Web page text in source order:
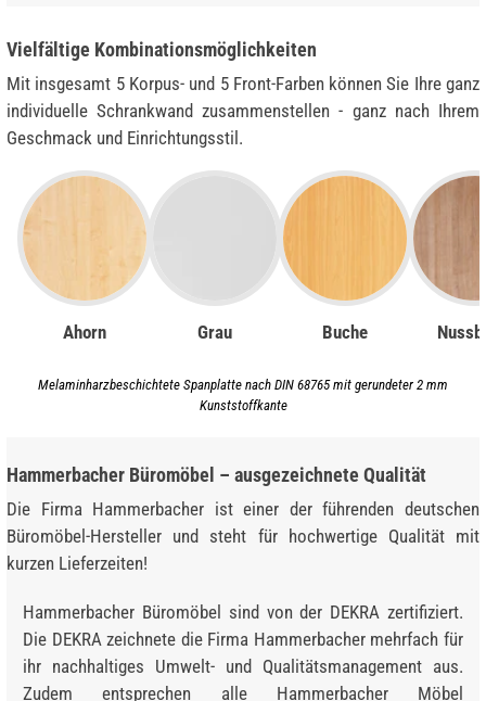
Vielfältige Kombinationsmöglichkeiten
Mit insgesamt 5 Korpus- und 5 Front-Farben können Sie Ihre ganz
individuelle Schrankwand zusammenstellen - ganz nach Ihrem
Geschmack und Einrichtungsstil.
Ahorn Grau Buche
Melaminharzbeschichtete Spanplatte nach DIN 68765 mit gerundeter 2 mm
Kunststoffkante
Hammerbacher Büromöbel – ausgezeichnete Qualität
Die Firma Hammerbacher ist einer der führenden deutschen
Büromöbel-Hersteller und steht für hochwertige Qualität mit
kurzen Lieferzeiten!
Hammerbacher Büromöbel sind von der DEKRA zertifiziert.
Die DEKRA zeichnete die Firma Hammerbacher mehrfach für
ihr nachhaltiges Umwelt- und Qualitätsmanagement aus.
Zudem entsprechen alle Hammerbacher Möbel